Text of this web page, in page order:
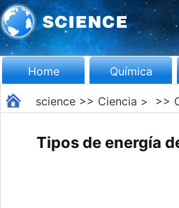
Home Química
science>> Ciencia > >>
Tipos de energía